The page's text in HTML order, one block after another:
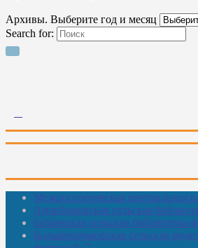
Архивы. Выберите год и месяц
Search for:
Межпоселенческая центральная
Амзибашевская сельская
Бабаевская сельская
Большекачаковская сельская